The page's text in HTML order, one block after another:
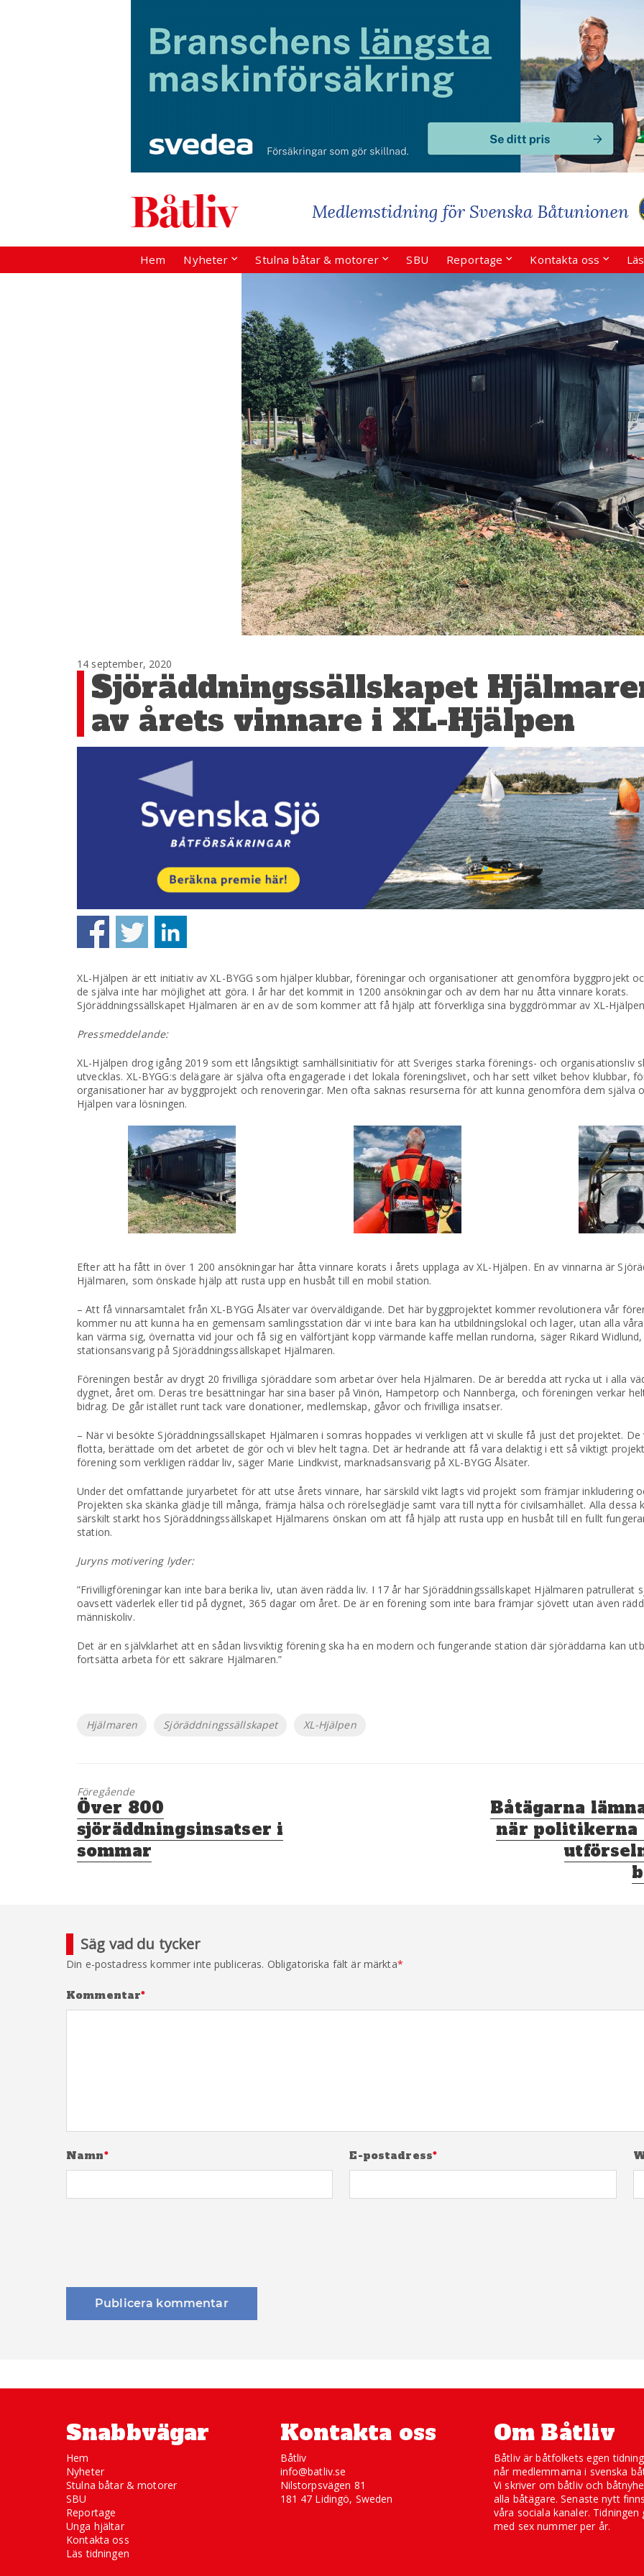
Hem Nyheter Stulna båtar & motorer SBU Reportage Kontakta oss
14 september, 2020
Sjöräddningssällskapet
av årets vinnare i XL-Hjälpen
XL-Hjälpen är ett initiativ av XL-BYGG som hjälper klubbar, föreningar och organisationer att genomföra byggprojekt
de själva inte har möjlighet att göra. I år har det kommit in 1200 ansökningar och av dem har nu åtta vinnare korats.
Sjöräddningssällskapet Hjälmaren är en av de som kommer att få hjälp att förverkliga sina byggdrömmar av XL-
Pressmeddelande:
XL-Hjälpen drog igång 2019 som ett långsiktigt samhällsinitiativ för att Sveriges starka förenings- och organisationsliv
utvecklas. XL-BYGG:s delägare är själva ofta engagerade i det lokala föreningslivet, och har sett vilket behov klubbar,
organisationer har av byggprojekt och renoveringar. Men ofta saknas resurserna för att kunna genomföra dem själva
Hjälpen vara lösningen.
Efter att ha fått in över 1 200 ansökningar har åtta vinnare korats i årets upplaga av XL-Hjälpen. En av vinnarna är
Hjälmaren, som önskade hjälp att rusta upp en husbåt till en mobil station.
– Att få vinnarsamtalet från XL-BYGG Ålsäter var överväldigande. Det här byggprojektet kommer revolutionera vår
kommer nu att kunna ha en gemensam samlingsstation där vi inte bara kan ha utbildningslokal och lager, utan alla
kan värma sig, övernatta vid jour och få sig en välförtjänt kopp värmande kaffe mellan rundorna, säger Rikard
stationsansvarig på Sjöräddningssällskapet Hjälmaren.
Föreningen består av drygt 20 frivilliga sjöräddare som arbetar över hela Hjälmaren. De är beredda att rycka ut i alla
dygnet, året om. Deras tre besättningar har sina baser på Vinön, Hampetorp och Nannberga, och föreningen verkar
bidrag. De går istället runt tack vare donationer, medlemskap, gåvor och frivilliga insatser.
– När vi besökte Sjöräddningssällskapet Hjälmaren i somras hoppades vi verkligen att vi skulle få just det projektet. De
flotta, berättade om det arbetet de gör och vi blev helt tagna. Det är hedrande att få vara delaktig i ett så viktigt
förening som verkligen räddar liv, säger Marie Lindkvist, marknadsansvarig på XL-BYGG Ålsäter.
Under det omfattande juryarbetet för att utse årets vinnare, har särskild vikt lagts vid projekt som främjar inkludering
Projekten ska skänka glädje till många, främja hälsa och rörelseglädje samt vara till nytta för civilsamhället. Alla dessa
särskilt starkt hos Sjöräddningssällskapet Hjälmarens önskan om att få hjälp att rusta upp en husbåt till en fullt
station.
Juryns motivering lyder:
”Frivilligföreningar kan inte bara berika liv, utan även rädda liv. I 17 år har Sjöräddningssällskapet Hjälmaren patrullerat
oavsett väderlek eller tid på dygnet, 365 dagar om året. De är en förening som inte bara främjar sjövett utan även
människoliv.
Det är en självklarhet att en sådan livsviktig förening ska ha en modern och fungerande station där sjöräddarna kan
fortsätta arbeta för ett säkrare Hjälmaren.”
Etiketter
Hjälmaren Sjöräddningssällskapet XL-Hjälpen
Föregående
Föregående
inlägg:
Över 800
sjöräddningsinsatser i
sommar
Nästa
inlägg:
Båtägarna
när politikerna
Säg vad du tycker
Din e-postadress kommer inte publiceras. Obligatoriska fält är märkta*
Kommentar*
Namn* E-postadress*
Snabbvägar
Hem
Nyheter
Stulna båtar & motorer
SBU
Reportage
Unga hjältar
Kontakta oss
Läs tidningen
Kontakta oss
Båtliv
info@batliv.se
Nilstorpsvägen 81
181 47 Lidingö, Sweden
Om Båtliv
Båtliv är båtfolkets egen
når medlemmarna i svenska
Vi skriver om båtliv och
alla båtägare. Senaste nytt
våra sociala kanaler. Tidningen
med sex nummer per år.